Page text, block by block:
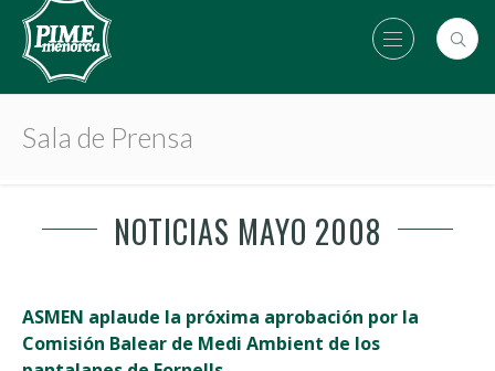
Sala de Prensa
NOTICIAS MAYO 2008
ASMEN aplaude la próxima aprobación por la
Comisión Balear de Medi Ambient de los